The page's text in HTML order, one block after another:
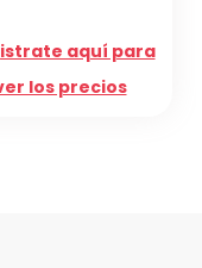
aquí para
los precios